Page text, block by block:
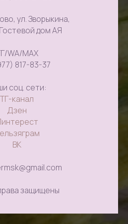
ул. Зворыкина,
дом АЯ
WA/MAX
817-83-37
соц. сети:
ТГ-канал
Дзен
ВК
защищены